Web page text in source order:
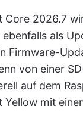
Core 2026.7
als
Firmware-
von einer
auf dem
Yellow mit